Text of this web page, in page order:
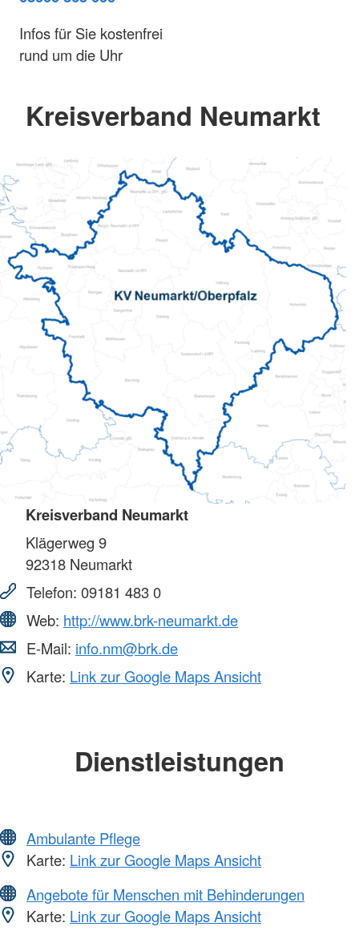
Infos für Sie kostenfrei
rund um die Uhr
Kreisverband Neumarkt
Kreisverband Neumarkt
Klägerweg 9
92318 Neumarkt
Telefon: 09181 483 0
Web: http://www.brk-neumarkt.de
E-Mail: info.nm@brk.de
Karte: Link zur Google Maps Ansicht
Dienstleistungen
Ambulante Pflege
Karte: Link zur Google Maps Ansicht
Angebote für Menschen mit Behinderungen
Karte: Link zur Google Maps Ansicht